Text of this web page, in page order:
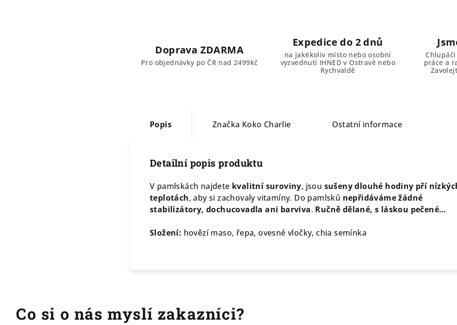
Doprava ZDARMA
Pro objednávky po ČR nad 2499kč
Expedice do 2 dnů
na jakékoliv místo nebo osobní
vyzvednutí IHNED v Ostravě nebo
Rychvaldě
práce a
Popis Značka Koko Charlie Ostatní informace
Detailní popis produktu
V pamlskách najdete kvalitní suroviny, jsou sušeny dlouhé hodiny pří
teplotách, aby si zachovaly vitamíny. Do pamlsků nepřidáváme žádné
stabilizátory, dochucovadla ani barviva. Ručně dělané, s láskou pečené…
Složení: hovězí maso, řepa, ovesné vločky, chia semínka
Co si o nás myslí zakazníci?